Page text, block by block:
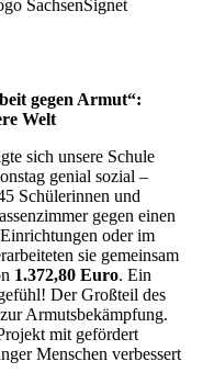
gegen Armut“:
Welt
sich unsere Schule
genial sozial –
Schülerinnen und
gegen einen
oder im
sie gemeinsam
1.372,80 Euro. Ein
Der Großteil des
Armutsbekämpfung.
mit gefördert
Menschen verbessert